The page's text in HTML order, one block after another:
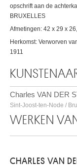
opschrift aan de
BRUXELLES
Afmetingen: 42 x 29 x
Herkomst: Verworven
1911
Charles VAN DER
Sint-Joost-ten-Node /
WERKEN
CHARLES VAN